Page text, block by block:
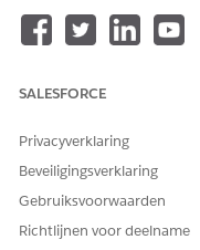
SALESFORCE
Privacyverklaring
Beveiligingsverklaring
Gebruiksvoorwaarden
Richtlijnen voor deelname